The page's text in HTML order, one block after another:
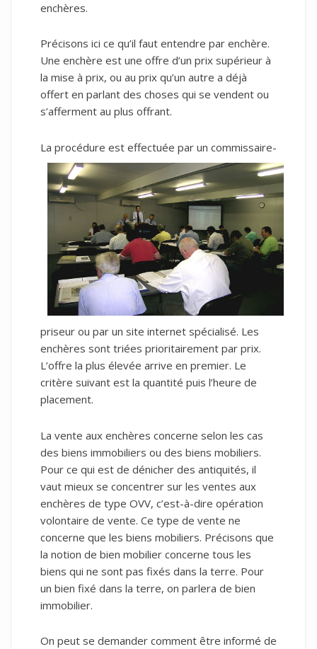
enchères.
Précisons ici ce qu’il faut entendre par enchère.
Une enchère est une offre d’un prix supérieur à
la mise à prix, ou au prix qu’un autre a déjà
offert en parlant des choses qui se vendent ou
s’afferment au plus offrant.
La procédure est effectuée par un commissaire-
priseur ou par un site internet spécialisé. Les
enchères sont triées prioritairement par prix.
L’offre la plus élevée arrive en premier. Le
critère suivant est la quantité puis l’heure de
placement.
La vente aux enchères concerne selon les cas
des biens immobiliers ou des biens mobiliers.
Pour ce qui est de dénicher des antiquités, il
vaut mieux se concentrer sur les ventes aux
enchères de type OVV, c’est-à-dire opération
volontaire de vente. Ce type de vente ne
concerne que les biens mobiliers. Précisons que
la notion de bien mobilier concerne tous les
biens qui ne sont pas fixés dans la terre. Pour
un bien fixé dans la terre, on parlera de bien
immobilier.
On peut se demander comment être informé de